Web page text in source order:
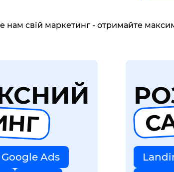
нам свій маркетинг - отримайте
Google Ads